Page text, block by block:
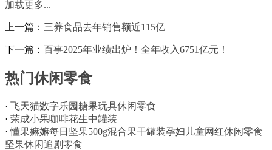
加载更多...
上一篇： 三养食品去年销售额近115亿
下一篇： 百事2025年业绩出炉！全年收入6751亿元！
热门休闲零食
· 飞天猫数字乐园糖果玩具休闲零食
· 荣成小果咖啡花生中罐装
·懂果嫲嫲每日坚果500g混合果干罐装孕妇儿童网红休闲零食
坚果休闲追剧零食